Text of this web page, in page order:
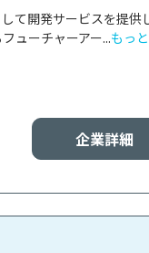
て開発サービスを提供
ューチャーアー...もっ
企業詳細